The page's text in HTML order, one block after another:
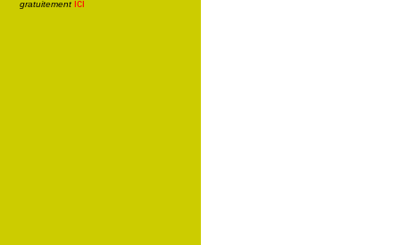
gratuitement ici